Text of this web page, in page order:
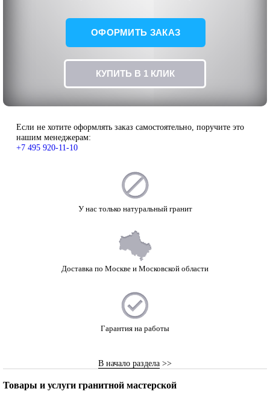
ОФОРМИТЬ ЗАКАЗ
КУПИТЬ В 1 КЛИК
Если не хотите оформлять заказ самостоятельно, поручите это
нашим менеджерам:
+7 495 920-11-10
У нас только натуральный гранит
Доставка по Москве и Московской области
Гарантия на работы
В начало раздела >>
Товары и услуги гранитной мастерской